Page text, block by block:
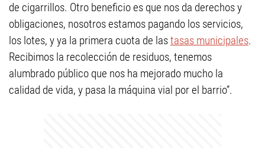
de cigarrillos. Otro beneficio es que nos da derechos y
obligaciones, nosotros estamos pagando los servicios,
los lotes, y ya la primera cuota de lastasas municipales.
Recibimos la recolección de residuos, tenemos
alumbrado público que nos ha mejorado mucho la
calidad de vida, y pasa la máquina vial por el barrio”.